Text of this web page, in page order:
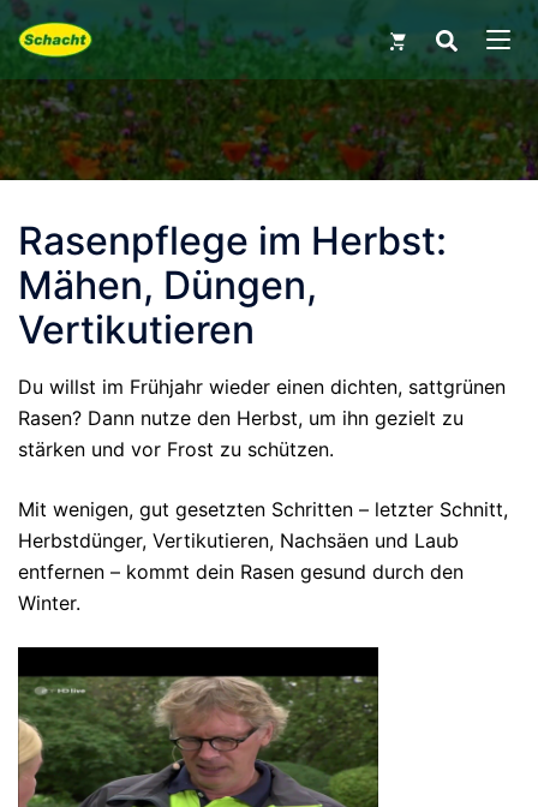
Skip
content
for:
Rasenpflege im Herbst:
Mähen, Düngen,
Vertikutieren
Du willst im Frühjahr wieder einen dichten, sattgrünen
Rasen? Dann nutze den Herbst, um ihn gezielt zu
stärken und vor Frost zu schützen.
Mit wenigen, gut gesetzten Schritten – letzter Schnitt,
Herbstdünger, Vertikutieren, Nachsäen und Laub
entfernen – kommt dein Rasen gesund durch den
Winter.